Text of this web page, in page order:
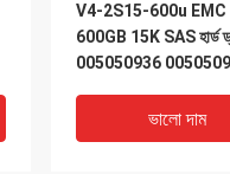
V4-2S15-600u EMC
600GB 15K SAS হার্ড
005050936
ভালো দাম